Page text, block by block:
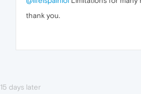
thank you.
15 days later